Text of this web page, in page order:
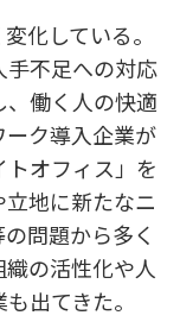
化している。
手不足への対応
働く人の快適
ク導入企業が
オフィス」を
地に新たなニ
問題から多く
の活性化や人
出てきた。